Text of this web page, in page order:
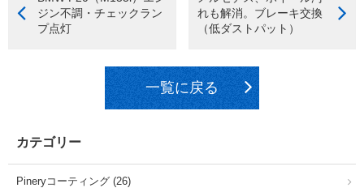
ジン不調・チェックラン
プ点灯
れも解消。ブレーキ交換
（低ダストパット）
一覧に戻る
カテゴリー
Pineryコーティング (26)